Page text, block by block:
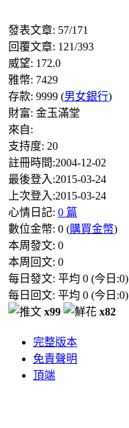
發表文章: 57/171
回覆文章: 121/393
威望: 172.0
雅幣: 7429
存款: 9999 (男女銀行)
財富: 金玉滿堂
來自:
支持度: 20
註冊時間:2004-12-02
最後登入:2015-03-24
上次登入:2015-03-24
心情日記: 0 篇
數位金幣: 0 (購買金幣)
本周發文: 0
本周回文: 0
每日發文: 平均 0 (今日:0)
每日回文: 平均 0 (今日:0)
x99
x82
完整版本
免責聲明
頂端